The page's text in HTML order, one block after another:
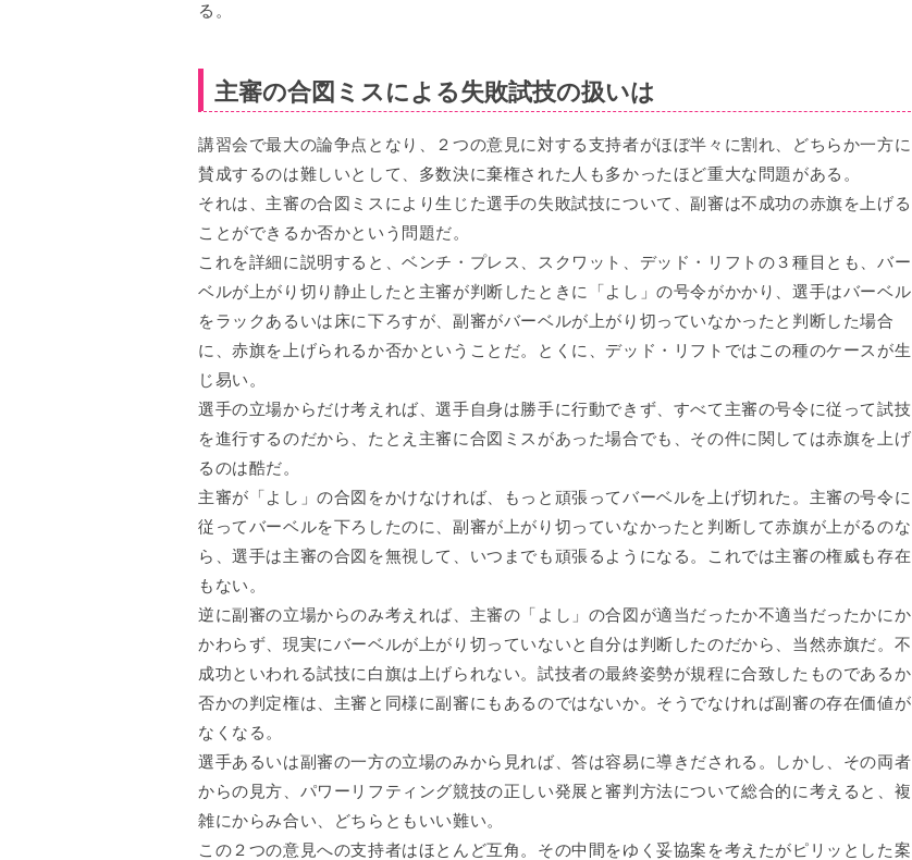
る。
主審の合図ミスによる失敗試技の扱いは
講習会で最大の論争点となり、２つの意見に対する支持者がほぼ半々に割れ、どちらか一方に
賛成するのは難しいとして、多数決に棄権された人も多かったほど重大な問題がある。
それは、主審の合図ミスにより生じた選手の失敗試技について、副審は不成功の赤旗を上げる
ことができるか否かという問題だ。
これを詳細に説明すると、ベンチ・プレス、スクワット、デッド・リフトの３種目とも、バー
ベルが上がり切り静止したと主審が判断したときに「よし」の号令がかかり、選手はバーベル
をラックあるいは床に下ろすが、副審がバーベルが上がり切っていなかったと判断した場合
に、赤旗を上げられるか否かということだ。とくに、デッド・リフトではこの種のケースが生
じ易い。
選手の立場からだけ考えれば、選手自身は勝手に行動できず、すべて主審の号令に従って試技
を進行するのだから、たとえ主審に合図ミスがあった場合でも、その件に関しては赤旗を上げ
るのは酷だ。
主審が「よし」の合図をかけなければ、もっと頑張ってバーベルを上げ切れた。主審の号令に
従ってバーベルを下ろしたのに、副審が上がり切っていなかったと判断して赤旗が上がるのな
ら、選手は主審の合図を無視して、いつまでも頑張るようになる。これでは主審の権威も存在
もない。
逆に副審の立場からのみ考えれば、主審の「よし」の合図が適当だったか不適当だったかにか
かわらず、現実にバーベルが上がり切っていないと自分は判断したのだから、当然赤旗だ。不
成功といわれる試技に白旗は上げられない。試技者の最終姿勢が規程に合致したものであるか
否かの判定権は、主審と同様に副審にもあるのではないか。そうでなければ副審の存在価値が
なくなる。
選手あるいは副審の一方の立場のみから見れば、答は容易に導きだされる。しかし、その両者
からの見方、パワーリフティング競技の正しい発展と審判方法について総合的に考えると、複
雑にからみ合い、どちらともいい難い。
この２つの意見への支持者はほとんど互角。その中間をゆく妥協案を考えたがピリッとした案